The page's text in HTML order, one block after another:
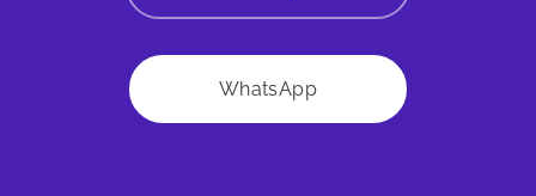
WhatsApp
.